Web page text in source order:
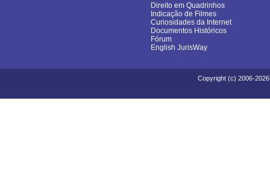
Direito em Quadrinhos
Indicação de Filmes
Curiosidades da Internet
Documentos Históricos
Fórum
English JurisWay
Copyright (c) 2006-